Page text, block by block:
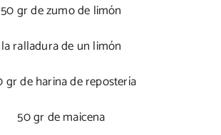
50 gr de zumo de limón
la ralladura de un limón
gr de harina de repostería
50 gr de maicena